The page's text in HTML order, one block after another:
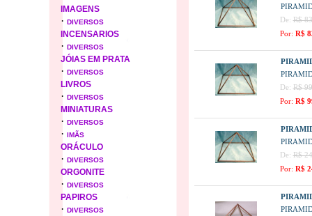
IMAGENS
· DIVERSOS
INCENSARIOS
· DIVERSOS
JÓIAS EM PRATA
· DIVERSOS
LIVROS
· DIVERSOS
MINIATURAS
· DIVERSOS
· IMÃS
ORÁCULO
· DIVERSOS
ORGONITE
· DIVERSOS
PAPIROS
· DIVERSOS
De:R$
Por: R$
De:R$
Por: R$
De:R$
Por: R$